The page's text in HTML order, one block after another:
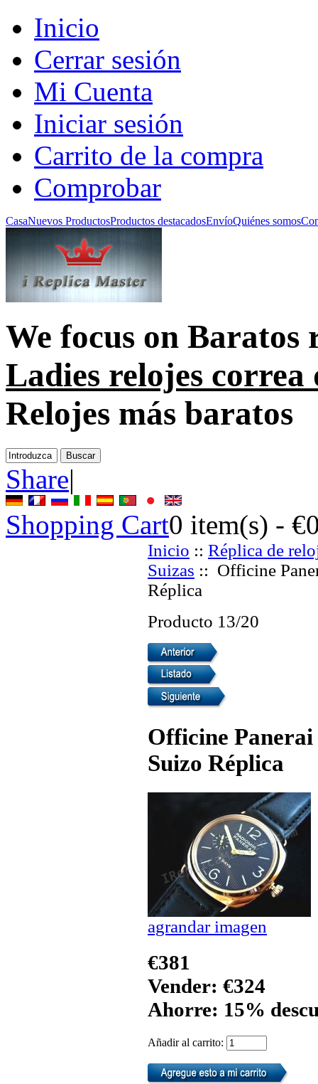
Inicio
Cerrar sesión
Mi Cuenta
Iniciar sesión
Carrito de la compra
Comprobar
CasaNuevos ProductosProductos destacadosEnvíoQuiénes somos
We focus on Baratos
Ladies relojes correa
Relojes más baratos
Share|
Shopping Cart0 item(s) -
Inicio :: Réplica de
Suizas :: Officine
Réplica
Producto 13/20
Officine
Suizo Réplica
agrandar imagen
€381
Vender: €324
Ahorre: 15%
Añadir al carrito: